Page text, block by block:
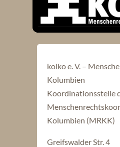
kolko e. V. –
Kolumbien
Koordinationsstelle
Kolumbien (MRKK)
Greifswalder Str. 4